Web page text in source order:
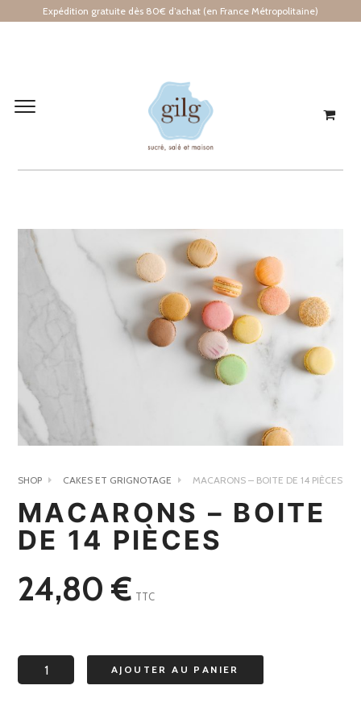
Expédition gratuite dès 80€ d’achat (en France Métropolitaine)
SHOP CAKES ET GRIGNOTAGE MACARONS – BOITE DE 14 PIÈCES
MACARONS – BOITE
DE 14 PIÈCES
24,80 € TTC
quantité
de
AJOUTER AU PANIER